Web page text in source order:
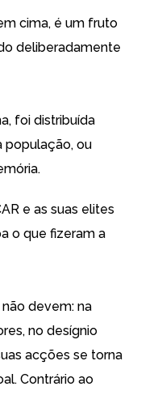
cima, é um fruto
deliberadamente
foi distribuída
população, ou
e as suas elites
o que fizeram a
devem: na
no desígnio
acções se torna
Contrário ao